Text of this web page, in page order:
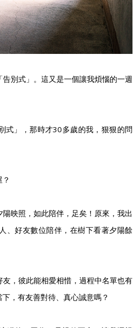
別式」。這又是一個讓我煩惱的一週
式」，那時才30多歲的我，狠狠的問
映照，如此陪伴，足矣！原來，我出
、好友數位陪伴，在樹下看著夕陽餘
，彼此能相愛相惜，過程中名單也有
，有友善對待、真心誠意嗎？